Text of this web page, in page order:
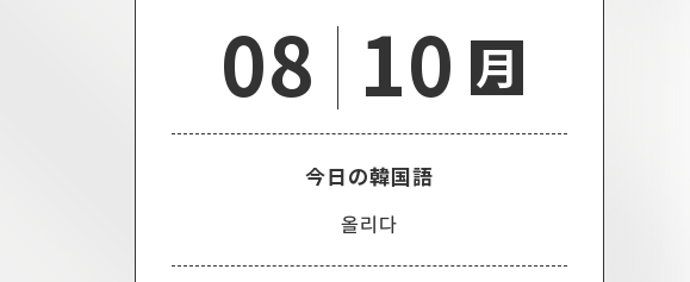
08 10 月
今日の韓国語
올리다